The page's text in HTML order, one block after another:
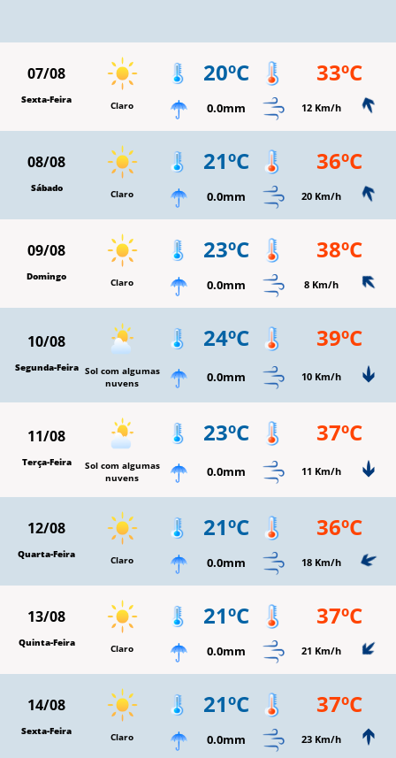
07/08
Sexta-Feira Claro
20ºC 33ºC
0.0mm 12 Km/h
08/08
Sábado Claro
21ºC 36ºC
0.0mm 20 Km/h
09/08
Domingo Claro
23ºC 38ºC
0.0mm 8 Km/h
10/08
Segunda-Feira Sol com algumas
nuvens
24ºC 39ºC
0.0mm 10 Km/h
11/08
Terça-Feira
Sol com algumas
nuvens
23ºC 37ºC
0.0mm 11 Km/h
12/08
Quarta-Feira Claro
21ºC 36ºC
0.0mm 18 Km/h
13/08
Quinta-Feira Claro
21ºC 37ºC
0.0mm 21 Km/h
14/08
Sexta-Feira Claro
21ºC 37ºC
0.0mm 23 Km/h